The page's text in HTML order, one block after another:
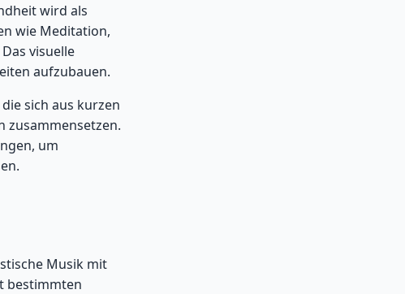
wird als
wie Meditation,
visuelle
aufzubauen.
sich aus kurzen
zusammensetzen.
um
Musik mit
bestimmten